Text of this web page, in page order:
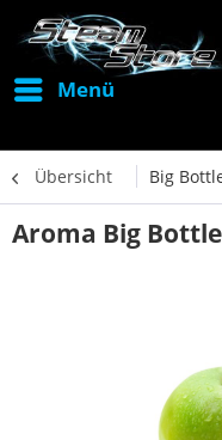
Menü
Übersicht Big
Aroma Big